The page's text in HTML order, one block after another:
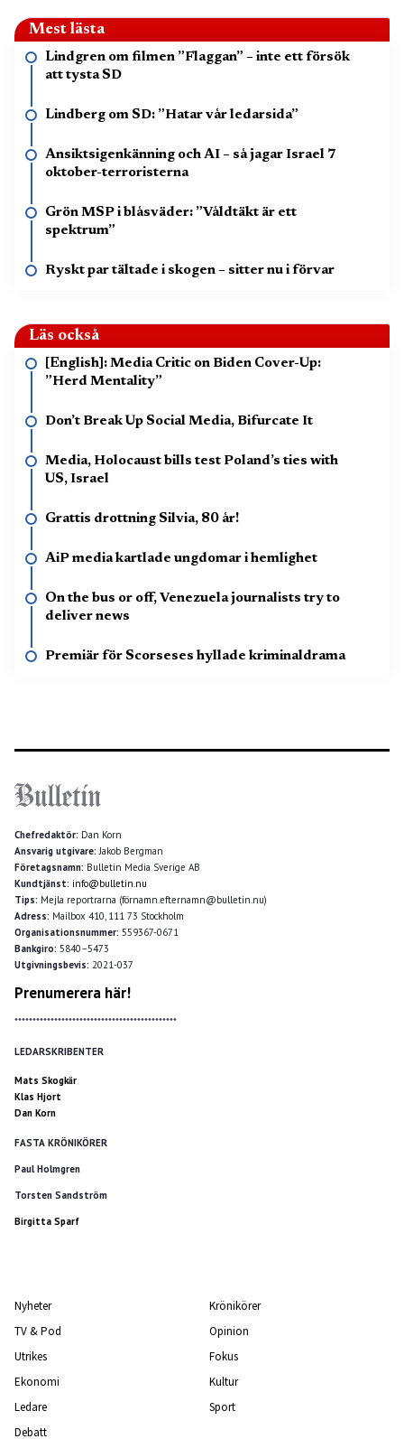
Mest lästa
Lindgren om filmen ”Flaggan” – inte ett försök
att tysta SD
Lindberg om SD: ”Hatar vår ledarsida”
Ansiktsigenkänning och AI – så jagar Israel 7
oktober-terroristerna
Grön MSP i blåsväder: ”Våldtäkt är ett
spektrum”
Ryskt par tältade i skogen – sitter nu i förvar
Läs också
[English]: Media Critic on Biden Cover-Up:
”Herd Mentality”
Don’t Break Up Social Media, Bifurcate It
Media, Holocaust bills test Poland’s ties with
US, Israel
Grattis drottning Silvia, 80 år!
AiP media kartlade ungdomar i hemlighet
On the bus or off, Venezuela journalists try to
deliver news
Premiär för Scorseses hyllade kriminaldrama
Chefredaktör: Dan Korn
Ansvarig utgivare: Jakob Bergman
Företagsnamn: Bulletin Media Sverige AB
Kundtjänst: info@bulletin.nu
Tips: Mejla reportrarna (förnamn.efternamn@bulletin.nu)
Adress: Mailbox 410, 111 73 Stockholm
Organisationsnummer: 559367-0671
Bankgiro: 5840–5473
Utgivningsbevis: 2021-037
Prenumerera här!
*********************************************
LEDARSKRIBENTER
Mats Skogkär
Klas Hjort
Dan Korn
FASTA KRÖNIKÖRER
Paul Holmgren
Torsten Sandström
Birgitta Sparf
Nyheter
TV & Pod
Utrikes
Ekonomi
Ledare
Debatt
Krönikörer
Opinion
Fokus
Kultur
Sport